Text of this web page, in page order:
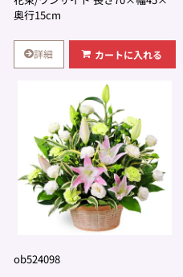
奥行15cm
詳細 カートに入れる
ob524098